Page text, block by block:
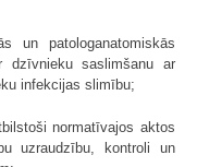
un patologanatomiskās
dzīvnieku saslimšanu ar
infekcijas slimību;
normatīvajos aktos
uzraudzību, kontroli un